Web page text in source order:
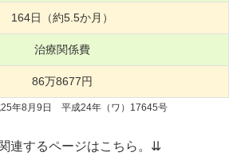
164日（約5.5か月）
治療関係費
86万8677円
25年8月9日 平成24年（ワ）17645号
連するページはこちら。⇊